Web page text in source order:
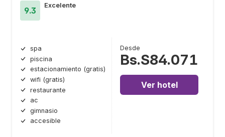
9.3
Excelente
spa
piscina
estacionamiento (gratis)
wifi (gratis)
restaurante
ac
gimnasio
accesible
Desde
Bs.S84.071
Ver hotel